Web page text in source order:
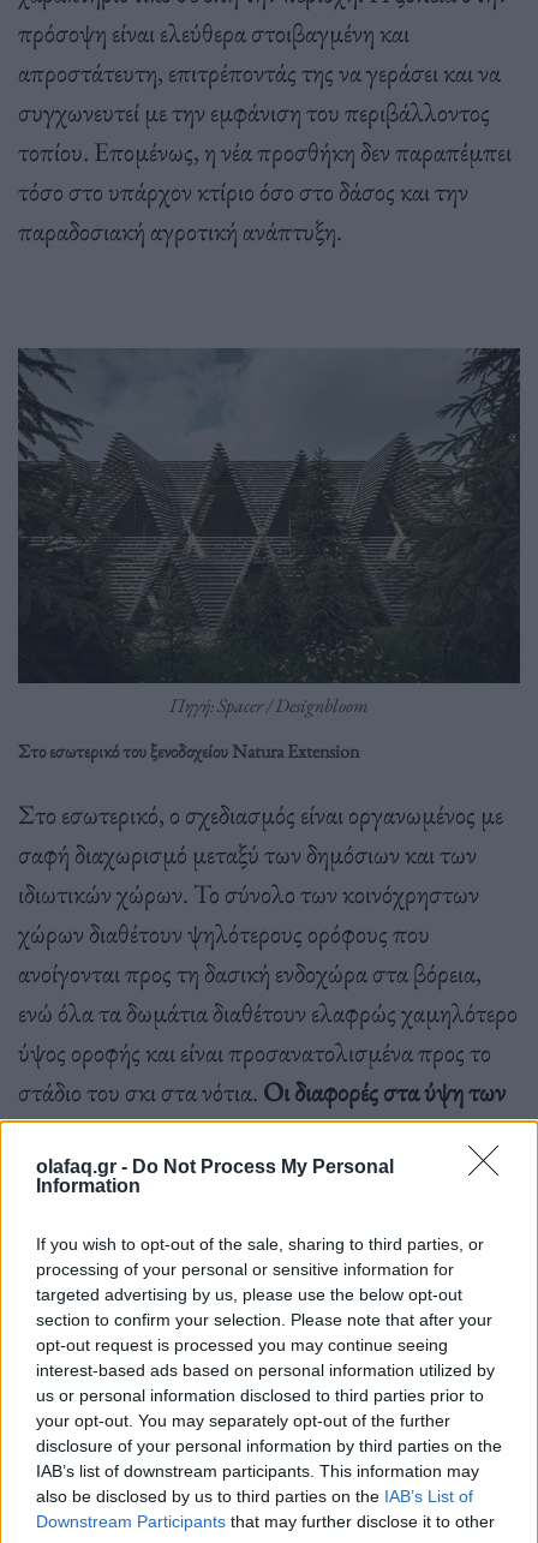
olafaq.gr - Do Not Process My Personal
Information
If you wish to opt-out of the sale, sharing to third parties, or
processing of your personal or sensitive information for
targeted advertising by us, please use the below opt-out
section to confirm your selection. Please note that after your
opt-out request is processed you may continue seeing
interest-based ads based on personal information utilized by
us or personal information disclosed to third parties prior to
your opt-out. You may separately opt-out of the further
disclosure of your personal information by third parties on the
IAB’s list of downstream participants. This information may
also be disclosed by us to third parties on the IAB’s List of
Downstream Participants that may further disclose it to other
πρόσοψη είναι ελεύθερα στοιβαγμένη και
απροστάτευτη, επιτρέποντάς της να γεράσει και να
συγχωνευτεί με την εμφάνιση του περιβάλλοντος
τοπίου. Επομένως, η νέα προσθήκη δεν παραπέμπει
τόσο στο υπάρχον κτίριο όσο στο δάσος και την
παραδοσιακή αγροτική ανάπτυξη.
Πηγή: Spacer / Designbloom
Στο εσωτερικό του ξενοδοχείου Natura Extension
Στο εσωτερικό, ο σχεδιασμός είναι οργανωμένος με
σαφή διαχωρισμό μεταξύ των δημόσιων και των
ιδιωτικών χώρων. Το σύνολο των κοινόχρηστων
χώρων διαθέτουν ψηλότερους ορόφους που
ανοίγονται προς τη δασική ενδοχώρα στα βόρεια,
ενώ όλα τα δωμάτια διαθέτουν ελαφρώς χαμηλότερο
ύψος οροφής και είναι προσανατολισμένα προς το
στάδιο του σκι στα νότια. Οι διαφορές στα ύψη των
ορόφων γεφυρώνονται από μια νέα σκάλα που
καθιερώθηκε ως «κάθετη αίθουσα», καθώς και από